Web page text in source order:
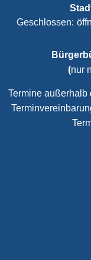
Klicken, um
Geschlossen:
(nur
Termine außerhalb